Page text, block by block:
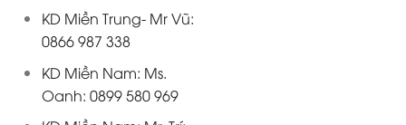
KD Miền Trung- Mr Vũ:
0866 987 338
KD Miền Nam: Ms.
Oanh: 0899 580 969